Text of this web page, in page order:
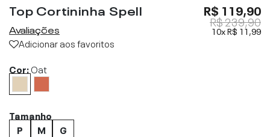
Top Cortininha Spell
Avaliações
Adicionar aos favoritos
R$ 119,90
R$ 239,90
10xR$ 11,99
Cor:Oat
Tamanho
P
M G